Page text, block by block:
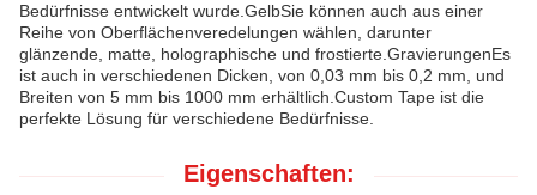
Bedürfnisse entwickelt wurde.GelbSie können auch aus einer
Reihe von Oberflächenveredelungen wählen, darunter
glänzende, matte, holographische und frostierte.GravierungenEs
ist auch in verschiedenen Dicken, von 0,03 mm bis 0,2 mm, und
Breiten von 5 mm bis 1000 mm erhältlich.Custom Tape ist die
perfekte Lösung für verschiedene Bedürfnisse.
Eigenschaften: